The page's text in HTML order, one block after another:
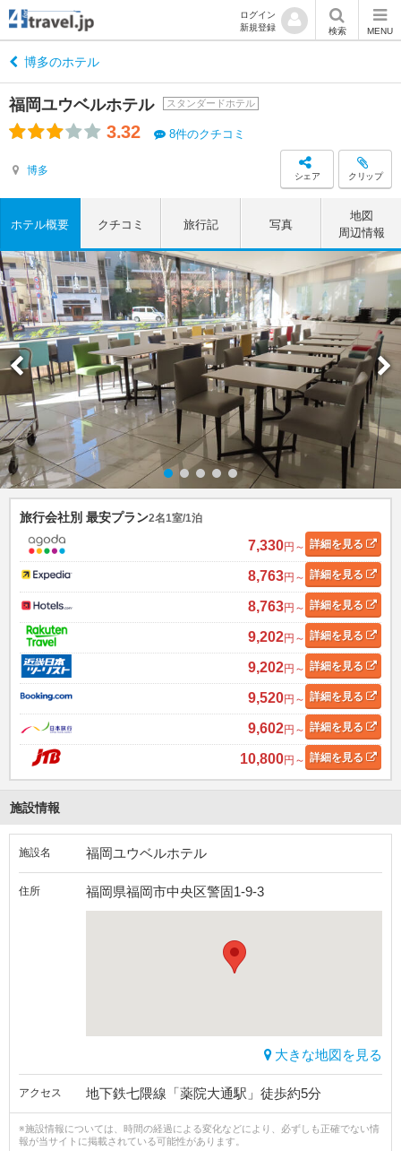
ログイン
新規登録
検索 MENU
博多のホテル
福岡ユウベルホテル スタンダードホテル
3.32 8件のクチコミ
博多 シェア クリップ
ホテル概要 クチコミ 旅行記 写真
地図
周辺情報
旅行会社別 最安プラン2名1室/1泊
7,330円～ 詳細を見る
8,763円～ 詳細を見る
8,763円～ 詳細を見る
9,202円～ 詳細を見る
9,202円～ 詳細を見る
9,520円～ 詳細を見る
9,602円～ 詳細を見る
10,800円～ 詳細を見る
施設情報
施設名 福岡ユウベルホテル
住所 福岡県福岡市中央区警固1-9-3
大きな地図を見る
アクセス 地下鉄七隈線「薬院大通駅」徒歩約5分
※施設情報については、時間の経過による変化などにより、必ずしも正確でない情
報が当サイトに掲載されている可能性があります。